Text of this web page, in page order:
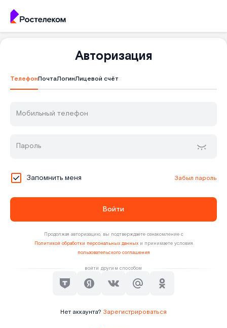
Авторизация
ТелефонПочтаЛогинЛицевой счёт
Мобильный телефон
Пароль
Запомнить меня Забыл пароль
Войти
Продолжая авторизацию, вы подтверждаете ознакомление с
Политикой обработки персональных данныхи принимаете условия
пользовательского соглашения
войти другим способом
Нет аккаунта? Зарегистрироваться